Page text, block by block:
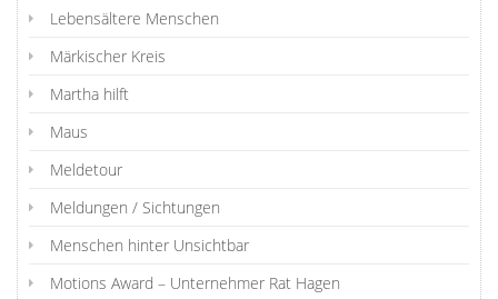
Lebensältere Menschen
Märkischer Kreis
Martha hilft
Maus
Meldetour
Meldungen / Sichtungen
Menschen hinter Unsichtbar
Motions Award – Unternehmer Rat Hagen